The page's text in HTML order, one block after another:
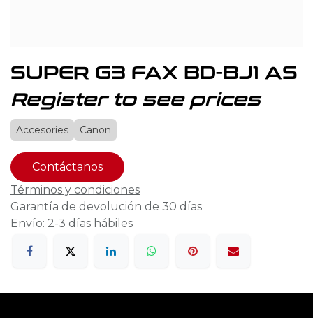
SUPER G3 FAX BD-BJ1 AS
Register to see prices
Accesories Canon
Contáctanos
Términos y condiciones
Garantía de devolución de 30 días
Envío: 2-3 días hábiles